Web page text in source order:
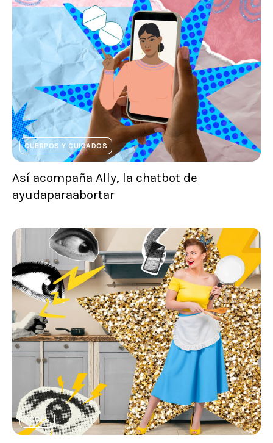
CUERPOS Y CUIDADOS
Así acompaña Ally, la chatbot de
ayudaparaabortar
VOCES